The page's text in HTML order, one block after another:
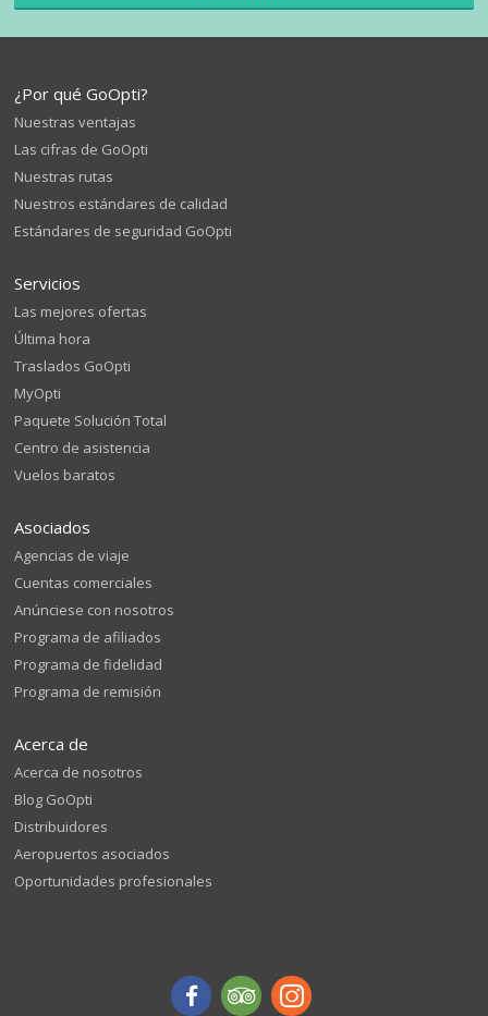
¿Por qué GoOpti?
Nuestras ventajas
Las cifras de GoOpti
Nuestras rutas
Nuestros estándares de calidad
Estándares de seguridad GoOpti
Servicios
Las mejores ofertas
Última hora
Traslados GoOpti
MyOpti
Paquete Solución Total
Centro de asistencia
Vuelos baratos
Asociados
Agencias de viaje
Cuentas comerciales
Anúnciese con nosotros
Programa de afiliados
Programa de fidelidad
Programa de remisión
Acerca de
Acerca de nosotros
Blog GoOpti
Distribuidores
Aeropuertos asociados
Oportunidades profesionales